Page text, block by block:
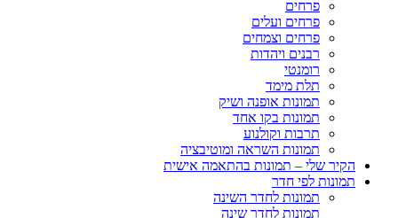
פרחים
פרחים ועלים
פרחים וצמחים
רבנים ויהדות
רומנטי
תלת מימד
תמונות אופנה ושיק
תמונות בקו אחד
תרבות וקולנוע
תמונות השראה ומוטיבציה
הקיר שלי – תמונות בהתאמה אישית
תמונות לפי חדר
תמונות לחדר השינה
תמונות לחדר שינה